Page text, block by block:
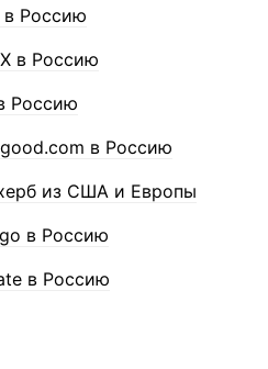
в Россию
в Россию
Россию
в Россию
из США и Европы
в Россию
в Россию